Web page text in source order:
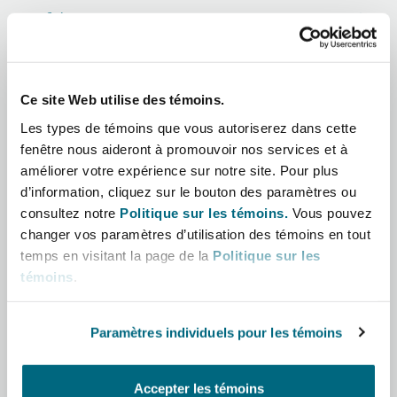
Ce site Web utilise des témoins.
Les types de témoins que vous autoriserez dans cette
fenêtre nous aideront à promouvoir nos services et à
améliorer votre expérience sur notre site. Pour plus
d’information, cliquez sur le bouton des paramètres ou
consultez notre Politique sur les témoins. Vous pouvez
changer vos paramètres d’utilisation des témoins en tout
temps en visitant la page de la Politique sur les
témoins
Paramètres individuels pour les témoins
Accepter les témoins
Entretien, réparation et
Droit aérien commercial
Droit réglementaire
Satellites et espace
Droit maritime
Risques politiques et crédit
Assurance biens
Bator
Jersey
York
County
The St Botolph Building
Afrique
Asie-Pacifique
Amérique latine
Moyen-Orient
Amérique du Nord
Royaume-Uni et Europe